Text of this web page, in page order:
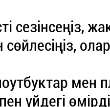
мен
үйдегі